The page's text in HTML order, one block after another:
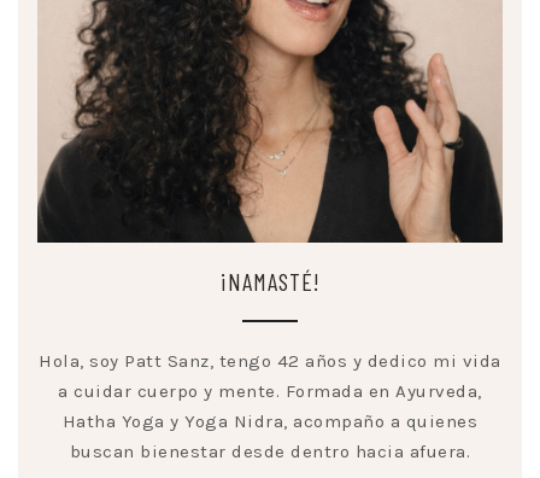
¡NAMASTÉ!
Hola, soy Patt Sanz, tengo 42 años y dedico mi vida
a cuidar cuerpo y mente. Formada en Ayurveda,
Hatha Yoga y Yoga Nidra, acompaño a quienes
buscan bienestar desde dentro hacia afuera.